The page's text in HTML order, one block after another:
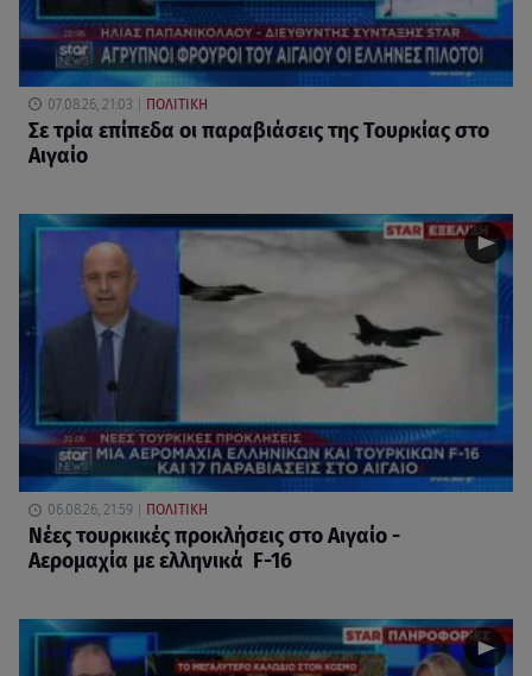
07.08.26, 21:03 ΠΟΛΙΤΙΚΗ
Σε τρία επίπεδα οι παραβιάσεις της Τουρκίας στο
Αιγαίο
06.08.26, 21:59 ΠΟΛΙΤΙΚΗ
Νέες τουρκικές προκλήσεις στο Αιγαίο -
Αερομαχία με ελληνικά F-16